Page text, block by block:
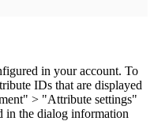
in your account. To
IDs that are displayed
> "Attribute settings"
in the dialog information